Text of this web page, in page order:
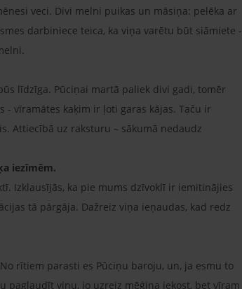
veci. Divi melni puikas un māsiņa: pelēka ar
darbiniece teica, ka viņa varētu būt siāmiete -
līdzīga. Pūciņai martā paliek divi gadi, tomēr
- vīramātes kaķim ir ļoti garas kājas. Taču ir
Attiecībā uz raksturu – sākumā nedaudz
iezīmēm.
Izklausījās, ka pie mums dzīvoklī ir iemitinājies
tā pārgāja. Dažreiz viņa ieņaudas, kad redz
rītiem parasti es Pūciņu baroju, un, ja esmu to
paglaudīt viņu, jo uzreiz mēģina iekost, bet vīram